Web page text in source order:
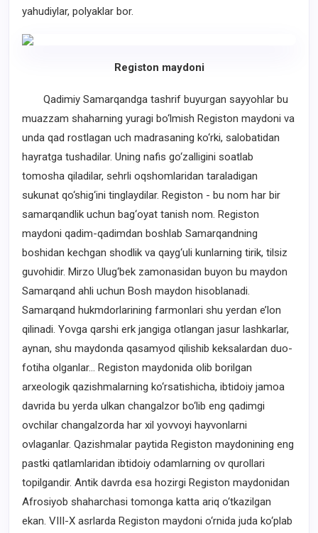
yahudiylar, polyaklar bor.
Registon maydoni
Qadimiy Samarqandga tashrif buyurgan sayyohlar bu
muazzam shaharning yuragi bo‘lmish Registon maydoni va
unda qad rostlagan uch madrasaning ko‘rki, salobatidan
hayratga tushadilar. Uning nafis go‘zalligini soatlab
tomosha qiladilar, sehrli oqshomlaridan taraladigan
sukunat qo‘shig‘ini tinglaydilar. Registon - bu nom har bir
samarqandlik uchun bag‘oyat tanish nom. Registon
maydoni qadim-qadimdan boshlab Samarqandning
boshidan kechgan shodlik va qayg‘uli kunlarning tirik, tilsiz
guvohidir. Mirzo Ulug‘bek zamonasidan buyon bu maydon
Samarqand ahli uchun Bosh maydon hisoblanadi.
Samarqand hukmdorlarining farmonlari shu yerdan e’lon
qilinadi. Yovga qarshi erk jangiga otlangan jasur lashkarlar,
aynan, shu maydonda qasamyod qilishib keksalardan duo-
fotiha olganlar... Registon maydonida olib borilgan
arxeologik qazishmalarning ko‘rsatishicha, ibtidoiy jamoa
davrida bu yerda ulkan changalzor bo‘lib eng qadimgi
ovchilar changalzorda har xil yovvoyi hayvonlarni
ovlaganlar. Qazishmalar paytida Registon maydonining eng
pastki qatlamlaridan ibtidoiy odamlarning ov qurollari
topilgandir. Antik davrda esa hozirgi Registon maydonidan
Afrosiyob shaharchasi tomonga katta ariq o‘tkazilgan
ekan. VIII-X asrlarda Registon maydoni o‘rnida juda ko‘plab